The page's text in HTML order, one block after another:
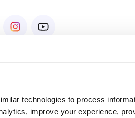
technologies to process
improve your experience,